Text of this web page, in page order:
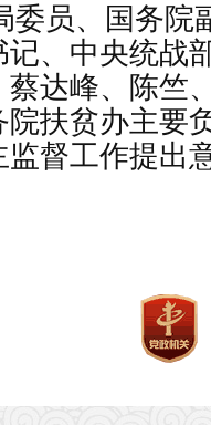
委员、国务院
、中央统战
达峰、陈竺
院扶贫办主要
监督工作提出